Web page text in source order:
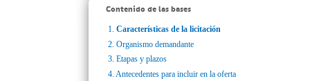
Contenido de las bases
1. Características de la licitación
2. Organismo demandante
3. Etapas y plazos
4. Antecedentes para incluir en la oferta